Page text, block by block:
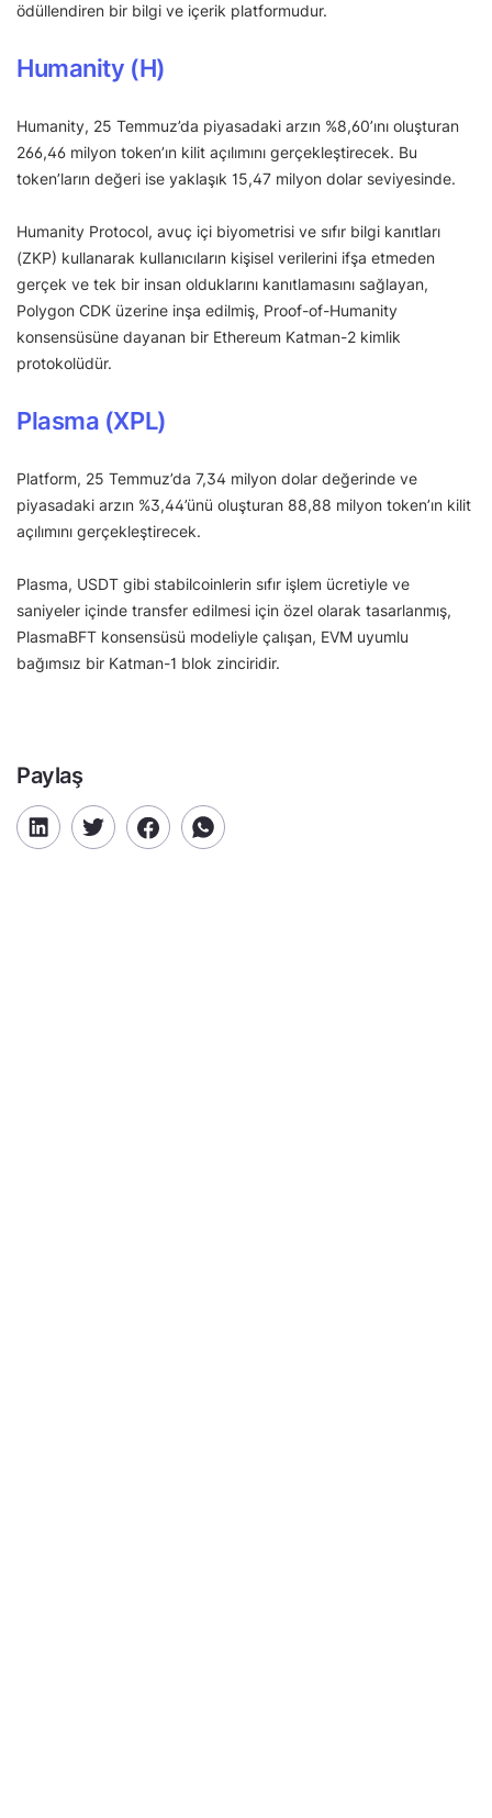
ödüllendiren bir bilgi ve içerik platformudur.
Humanity (H)
Humanity, 25 Temmuz’da piyasadaki arzın %8,60’ını oluşturan
266,46 milyon token’ın kilit açılımını gerçekleştirecek. Bu
token’ların değeri ise yaklaşık 15,47 milyon dolar seviyesinde.
Humanity Protocol, avuç içi biyometrisi ve sıfır bilgi kanıtları
(ZKP) kullanarak kullanıcıların kişisel verilerini ifşa etmeden
gerçek ve tek bir insan olduklarını kanıtlamasını sağlayan,
Polygon CDK üzerine inşa edilmiş, Proof-of-Humanity
konsensüsüne dayanan bir Ethereum Katman-2 kimlik
protokolüdür.
Plasma (XPL)
Platform, 25 Temmuz’da 7,34 milyon dolar değerinde ve
piyasadaki arzın %3,44’ünü oluşturan 88,88 milyon token’ın kilit
açılımını gerçekleştirecek.
Plasma, USDT gibi stabilcoinlerin sıfır işlem ücretiyle ve
saniyeler içinde transfer edilmesi için özel olarak tasarlanmış,
PlasmaBFT konsensüsü modeliyle çalışan, EVM uyumlu
bağımsız bir Katman-1 blok zinciridir.
Paylaş